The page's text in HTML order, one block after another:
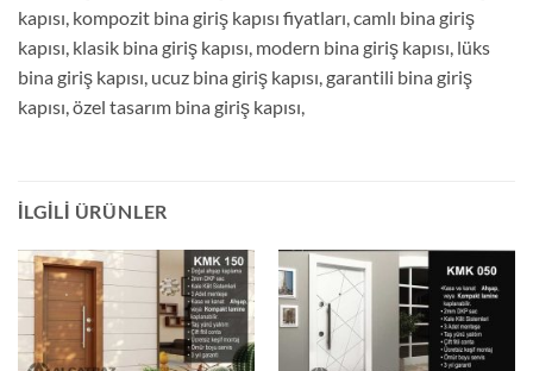
kapısı, kompozit bina giriş kapısı fiyatları, camlı bina giriş
kapısı, klasik bina giriş kapısı, modern bina giriş kapısı, lüks
bina giriş kapısı, ucuz bina giriş kapısı, garantili bina giriş
kapısı, özel tasarım bina giriş kapısı,
İLGILI ÜRÜNLER